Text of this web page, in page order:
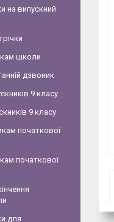
на випускний
школи
дзвоник
9 класу
9 класу
початкової
початкової
для